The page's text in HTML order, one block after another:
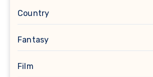
Country
Fantasy
Film